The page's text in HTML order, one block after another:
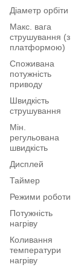
Діаметр орбіти
Макс. вага
струшування (з
платформою)
Споживана
потужність
приводу
Швидкість
струшування
Мін.
регульована
швидкість
Дисплей
Таймер
Режими роботи
Потужність
нагріву
Коливання
температури
нагріву